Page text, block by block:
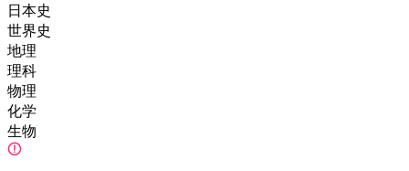
日本史
世界史
地理
理科
物理
化学
生物